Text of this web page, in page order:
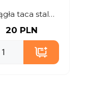
Okrągła taca stalowa do serwowania z rączkami
20 PLN